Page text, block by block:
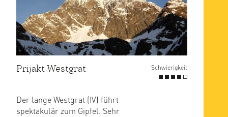
Prijakt Westgrat Schwierigkeit
Der lange Westgrat (IV) führt
spektakulär zum Gipfel. Sehr